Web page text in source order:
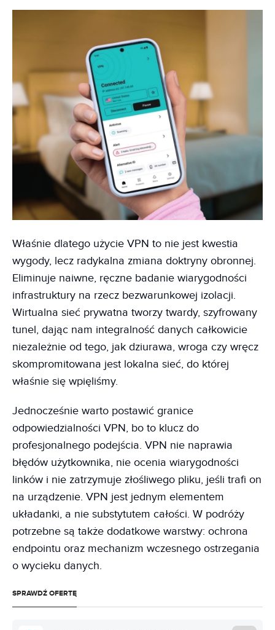
Właśnie dlatego użycie VPN to nie jest kwestia
wygody, lecz radykalna zmiana doktryny obronnej.
Eliminuje naiwne, ręczne badanie wiarygodności
infrastruktury na rzecz bezwarunkowej izolacji.
Wirtualna sieć prywatna tworzy twardy, szyfrowany
tunel, dając nam integralność danych całkowicie
niezależnie od tego, jak dziurawa, wroga czy wręcz
skompromitowana jest lokalna sieć, do której
właśnie się wpięliśmy.
Jednocześnie warto postawić granice
odpowiedzialności VPN, bo to klucz do
profesjonalnego podejścia. VPN nie naprawia
błędów użytkownika, nie ocenia wiarygodności
linków i nie zatrzymuje złośliwego pliku, jeśli trafi on
na urządzenie. VPN jest jednym elementem
układanki, a nie substytutem całości. W podróży
potrzebne są także dodatkowe warstwy: ochrona
endpointu oraz mechanizm wczesnego ostrzegania
o wycieku danych.
SPRAWDŹ OFERTĘ